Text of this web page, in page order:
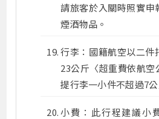
請旅客於入關時照實申
煙酒物品。
行李：國籍航空以二件
23公斤〈超重費依航
提行李一小件不超過7
小費：此行程建議小